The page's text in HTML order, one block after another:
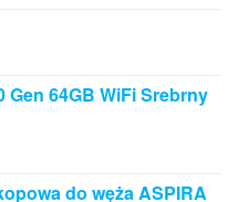
Gen 64GB WiFi Srebrny
do węża ASPIRA